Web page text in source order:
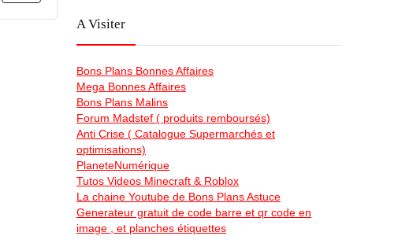
A Visiter
Bons Plans Bonnes Affaires
Mega Bonnes Affaires
Bons Plans Malins
Forum Madstef ( produits remboursés)
Anti Crise ( Catalogue Supermarchés et
optimisations)
PlaneteNumérique
Tutos Videos Minecraft & Roblox
La chaine Youtube de Bons Plans Astuce
Generateur gratuit de code barre et qr code en
image , et planches étiquettes